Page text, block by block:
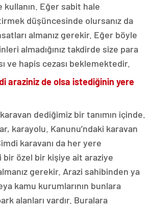
Eğer sabit hale
düşüncesinde olursanız da
almanız gerekir. Eğer böyle
almadığınız takdirde size para
ve hapis cezası beklemektedir.
araziniz de olsa istediğinin yere
dediğimiz bir tanımın içinde.
karayolu. Kanunu’ndaki karavan
karavanı da her yere
bir özel bir kişiye ait araziye
gerekir. Arazi sahibinden ya
kamu kurumlarının bunlara
alanları vardır. Buralara